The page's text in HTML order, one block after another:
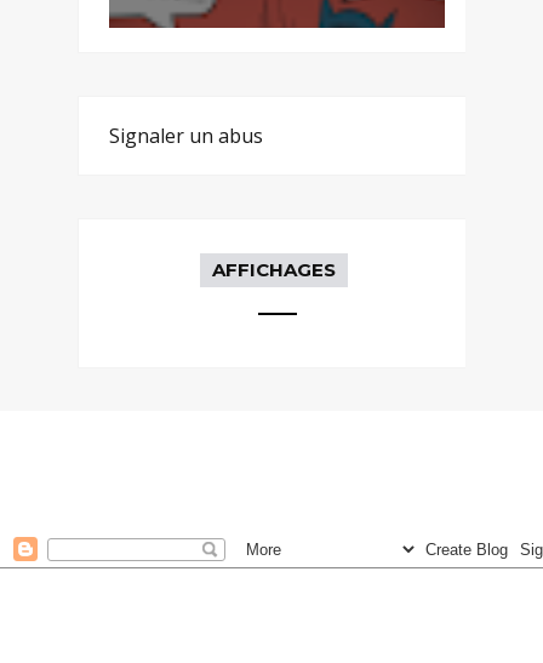
Signaler un abus
AFFICHAGES